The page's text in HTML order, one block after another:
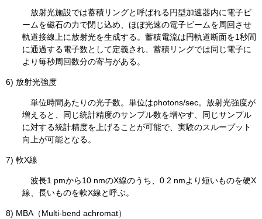
放射光施設では蓄積リングと呼ばれる円型加速器内に電子ビ
ームを磁石の力で閉じ込め、ほぼ光速の電子ビームを周回させ
軌道接線上に放射光を生成する。蓄積電流は円軌道断面を1秒間
に通過する電子数として定義され、蓄積リングでは同じ電子に
より毎秒周回数分の寄与がある。
6) 放射光強度
単位時間あたりの光子数。単位はphotons/sec。放射光強度が
増えると、同じ統計精度のサンプル数を増やす、同じサンプル
に対する統計精度を上げることが可能で、実験のスループット
向上が可能となる。
7) 軟X線
波長1 pmから10 nmのX線のうち、0.2 nmより短いものを硬X
線、長いものを軟X線と呼ぶ。
8) MBA（Multi-bend achromat）